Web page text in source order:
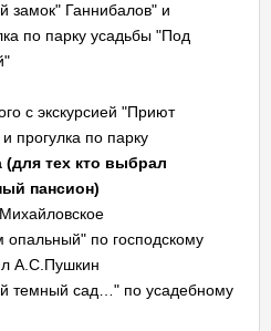
замок" Ганнибалов" и
по парку усадьбы "Под
с экскурсией "Приют
прогулка по парку
тех кто выбрал
пансион)
опальный" по господскому
А.С.Пушкин
темный сад…" по усадебному